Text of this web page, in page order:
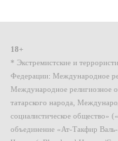
18+
* Экстремистские и
Федерации: Международное
Международное религиозное
татарского народа,
социалистическое
объединение «Ат-Такфир